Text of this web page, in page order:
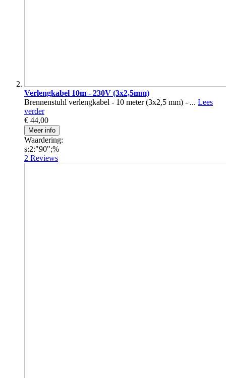
Verlengkabel 10m - 230V (3x2,5mm)
Brennenstuhl verlengkabel - 10 meter (3x2,5 mm) - ... Lees
verder
€ 44,00
Meer info
Waardering:
s:2:"90";%
2 Reviews